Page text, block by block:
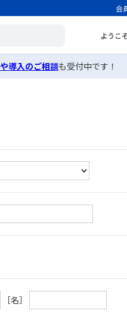
会
ようこ
導入のご相談も受付中です！
［名］